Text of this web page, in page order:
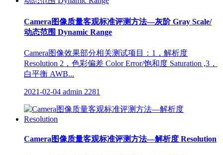
Camera图像质量客观标准评测方法—灰阶 Gray Scale/
动态范围 Dynamic Range
Camera图像效果部分相关测试项目：1，解析度
Resolution 2，色彩偏差 Color Error/饱和度 Saturation ,3，
白平衡 AWB...
2021-02-04 admin 2281
Camera图像质量客观标准评测方法—解析度 Resolution